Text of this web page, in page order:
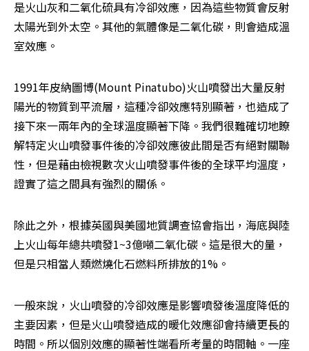
是火山灰和二氧化硫具有冷卻效應，因為這些物質會反射
太陽光到外太空。其他的氣體像是二氧化碳，則會造成溫
室效應。
1991年皮納圖博(Mount Pinatubo)火山噴發出大量反射
陽光的物質到平流層，這種冷卻效應特別顯著，也造成了
接下來一兩年內的全球溫度顯著下降。我們很難確切地瞭
解特定火山噴發事件後的冷卻效應彼此間是否有絕對關聯
性，但是藉由檢視數次火山噴發事件後的全球平均溫度，
證實了這之間具有強烈的關係。
除此之外，根據英國與美國地質調查協會指出，海底與陸
上火山每年總共噴發1~3億噸二氧化碳。這是很大的量，
但是只相當人類燃燒化石燃料所排放的1%。
一般來說，火山噴發的冷卻效應是影響噴發後溫度降低的
主要因素，但是火山噴發造成的暖化效應卻會持續更長的
時間。所以個別效應的顯著性端看所考量的時間軸。一座